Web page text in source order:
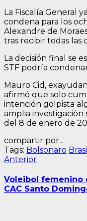
La Fiscalía General
condena para los
Alexandre de
tras recibir todas las
La decisión final se
STF podría
Mauro Cid,
afirmó que solo
intención golpista
amplia investigación
del 8 de enero de
compartir por...
Tags: Bolsonaro Brasil
Navegación
de
entradas
AnteriorEntrada
Voleibol femenino
CAC Santo